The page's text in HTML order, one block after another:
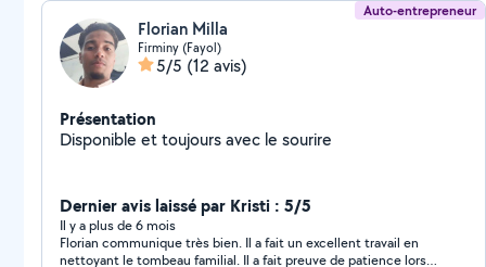
Auto-entrepreneur
Florian Milla
Firminy (Fayol)
5/5 (12 avis)
Présentation
Disponible et toujours avec le sourire
Dernier avis laissé par Kristi : 5/5
Il y a plus de 6 mois
Florian communique très bien. Il a fait un excellent travail en
nettoyant le tombeau familial. Il a fait preuve de patience lors